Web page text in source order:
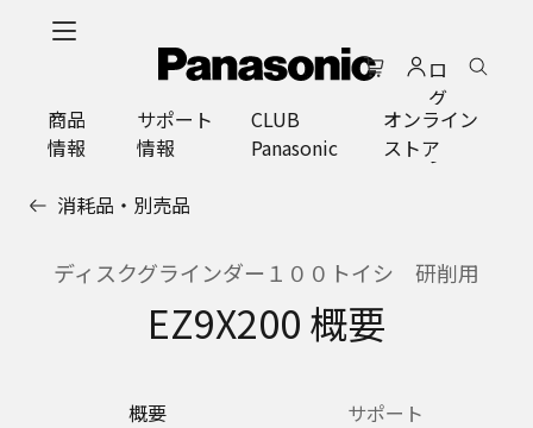
ロ
グ
イ
ン
商品
情報
サポート
情報
CLUB
Panasonic
オンライン
ストア
消耗品・別売品
ディスクグラインダー１００トイシ 研削用
EZ9X200 概要
概要 サポート